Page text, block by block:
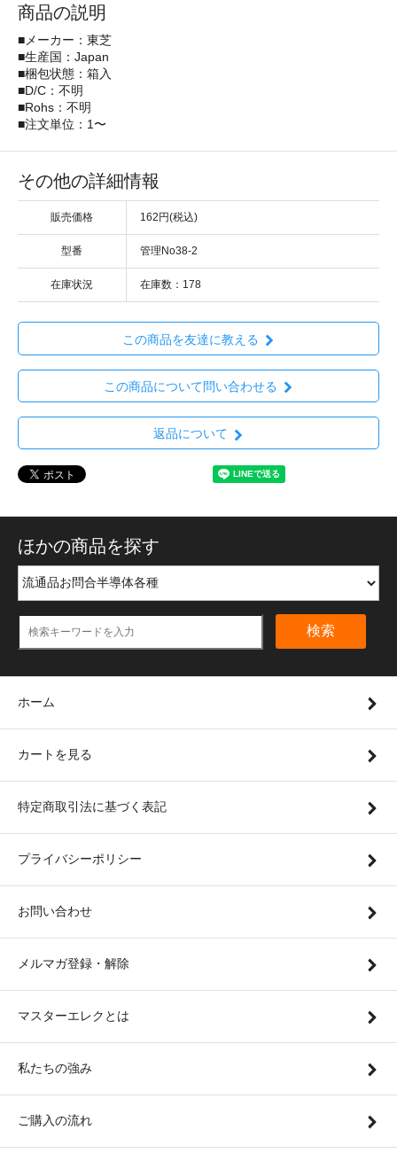
商品の説明
■メーカー：東芝
■生産国：Japan
■梱包状態：箱入
■D/C：不明
■Rohs：不明
■注文単位：1〜
その他の詳細情報
販売価格 162円(税込)
型番 管理No38-2
在庫状況 在庫数：178
この商品を友達に教える
この商品について問い合わせる
返品について
ほかの商品を探す
検索
ホーム
カートを見る
特定商取引法に基づく表記
プライバシーポリシー
お問い合わせ
メルマガ登録・解除
マスターエレクとは
私たちの強み
ご購入の流れ